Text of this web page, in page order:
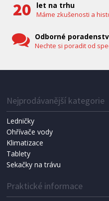
NÁHRADNÍ SÁČKY DO VYSAVAČE
Koma KRA-SB02S
let na trhu
Máme zkušenosti a
Odborné
Nechte si poradit od
Nejprodávanější kategorie
Ledničky
Ohřívače vody
Klimatizace
Tablety
Sekačky na trávu
Praktické informace